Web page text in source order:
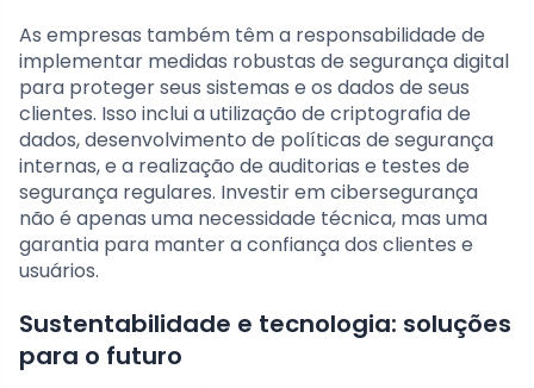
As empresas também têm a responsabilidade de
implementar medidas robustas de segurança digital
para proteger seus sistemas e os dados de seus
clientes. Isso inclui a utilização de criptografia de
dados, desenvolvimento de políticas de segurança
internas, e a realização de auditorias e testes de
segurança regulares. Investir em cibersegurança
não é apenas uma necessidade técnica, mas uma
garantia para manter a confiança dos clientes e
usuários.
Sustentabilidade e tecnologia: soluções
para o futuro